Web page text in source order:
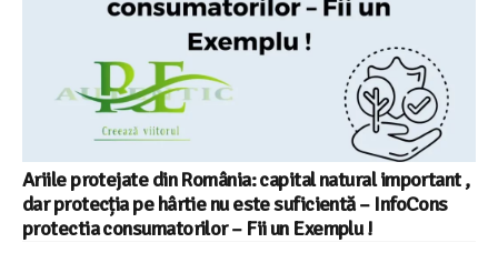
Ariile protejate din România: capital natural important ,
dar protecția pe hârtie nu este suficientă – InfoCons
protectia consumatorilor – Fii un Exemplu !